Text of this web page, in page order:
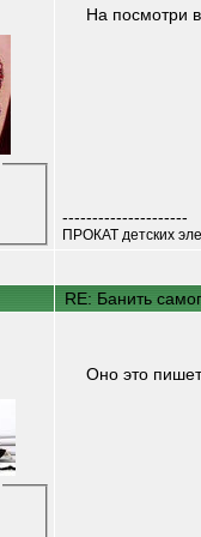
На посмотри
---------------------
ПРОКАТ детских
RE: Банить
Оно это